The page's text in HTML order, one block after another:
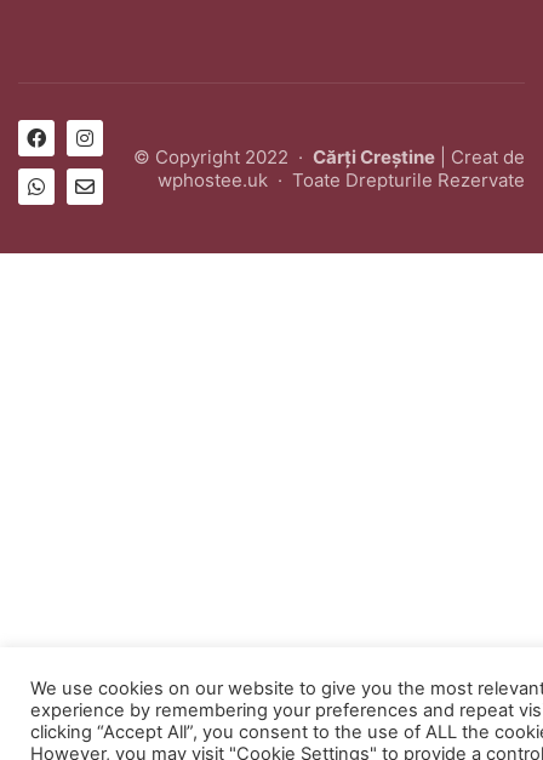
© Copyright 2022 · Cărți Creștine | Creat de
wphostee.uk · Toate Drepturile Rezervate
We use cookies on our website to give you the most
experience by remembering your preferences and repeat
clicking “Accept All”, you consent to the use of ALL the
However, you may visit "Cookie Settings" to provide a